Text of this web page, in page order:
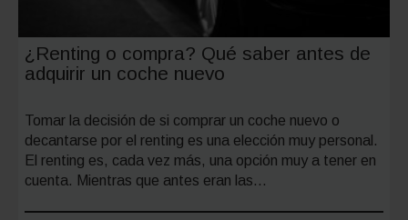
¿Renting o compra? Qué saber antes de
adquirir un coche nuevo
Tomar la decisión de si comprar un coche nuevo o
decantarse por el renting es una elección muy personal.
El renting es, cada vez más, una opción muy a tener en
cuenta. Mientras que antes eran las…